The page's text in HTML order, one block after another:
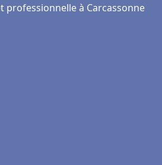
professionnelle à Carcassonne